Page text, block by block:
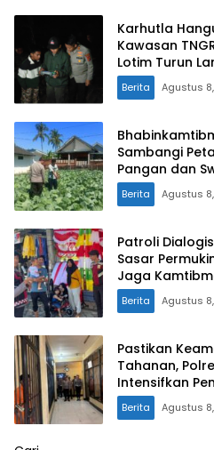
Karhutla
Kawasan
Lotim Turun
Berita Agustus
Sambangi
Pangan dan
Berita Agustus
Patroli
Sasar
Jaga
Berita Agustus
Pastikan
Tahanan,
Intensifkan
Berkala
Berita Agustus